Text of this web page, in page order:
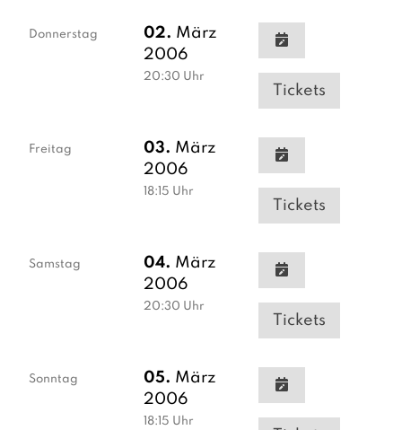
Donnerstag 02. März
2006
20:30 Uhr
Tickets
Freitag 03. März
2006
18:15 Uhr
Tickets
Samstag 04. März
2006
20:30 Uhr
Tickets
Sonntag 05. März
2006
18:15 Uhr